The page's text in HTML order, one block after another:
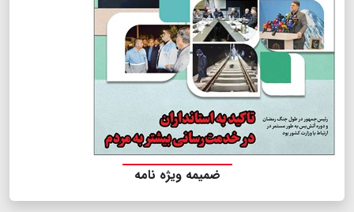
ضمیمه ویژه نامه